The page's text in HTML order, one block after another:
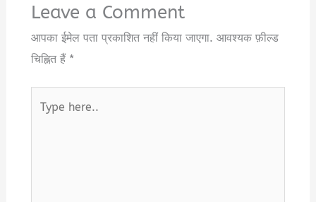
Leave a Comment
आपका ईमेल पता प्रकाशित नहीं किया जाएगा. आवश्यक फ़ील्ड
चिह्नित हैं *
here..